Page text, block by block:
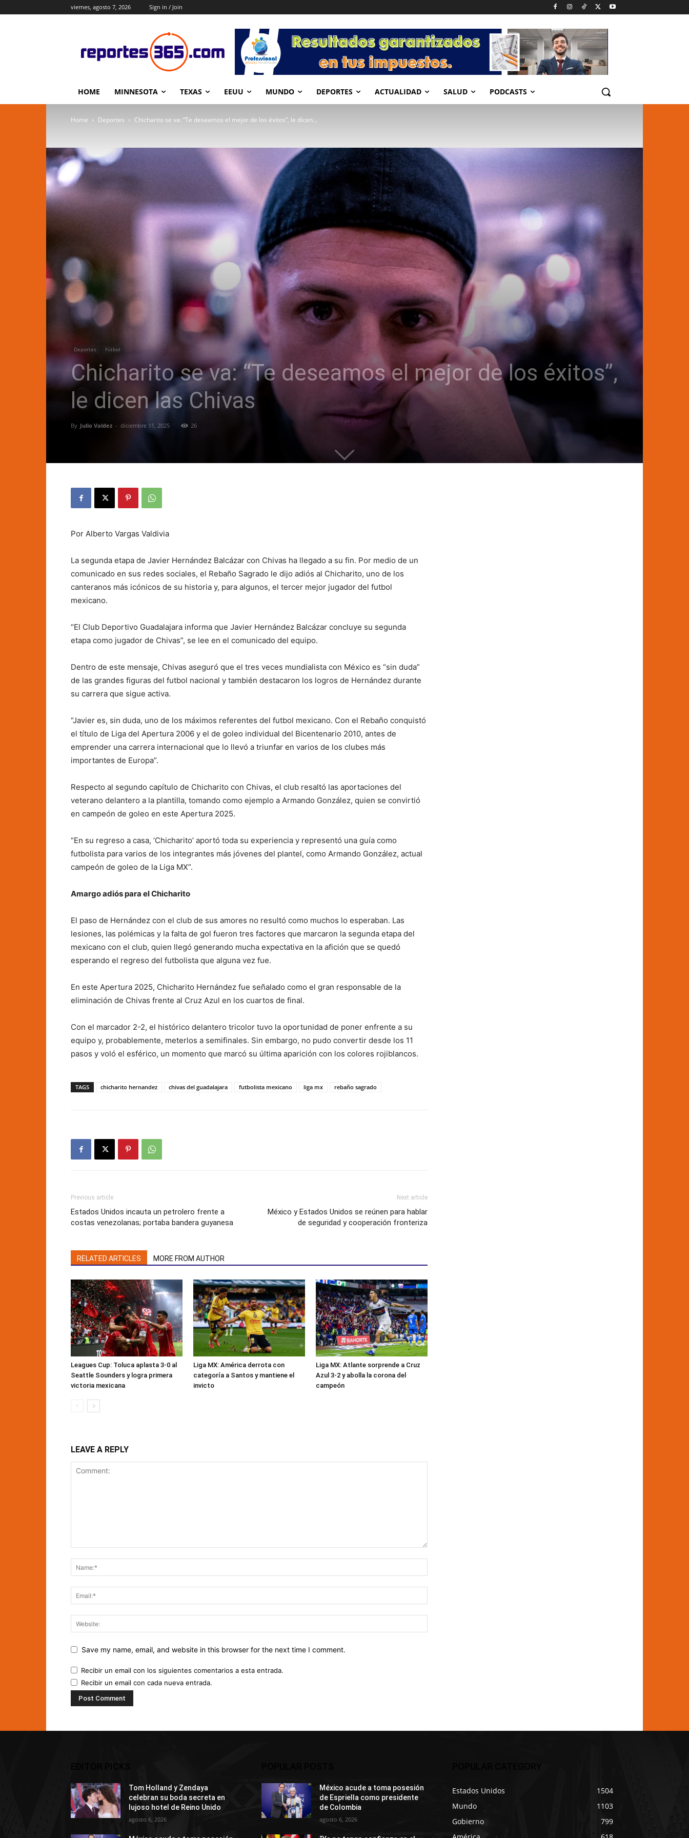
viernes, agosto 7, 2026 Sign in / Join
HOME MINNESOTA TEXAS EEUU MUNDO DEPORTES ACTUALIDAD SALUD PODCASTS
Home Deportes Chicharito se va: “Te deseamos el mejor de los éxitos”, le dicen...
Deportes Fútbol
Chicharito se va: “Te deseamos el mejor de los éxitos”,
le dicen las Chivas
By Julio Valdez - diciembre 11, 2025 26
Por Alberto Vargas Valdivia
La segunda etapa de Javier Hernández Balcázar con Chivas ha llegado a su fin. Por medio de un
comunicado en sus redes sociales, el Rebaño Sagrado le dijo adiós al Chicharito, uno de los
canteranos más icónicos de su historia y, para algunos, el tercer mejor jugador del futbol
mexicano.
“El Club Deportivo Guadalajara informa que Javier Hernández Balcázar concluye su segunda
etapa como jugador de Chivas”, se lee en el comunicado del equipo.
Dentro de este mensaje, Chivas aseguró que el tres veces mundialista con México es “sin duda”
de las grandes figuras del futbol nacional y también destacaron los logros de Hernández durante
su carrera que sigue activa.
“Javier es, sin duda, uno de los máximos referentes del futbol mexicano. Con el Rebaño conquistó
el título de Liga del Apertura 2006 y el de goleo individual del Bicentenario 2010, antes de
emprender una carrera internacional que lo llevó a triunfar en varios de los clubes más
importantes de Europa”.
Respecto al segundo capítulo de Chicharito con Chivas, el club resaltó las aportaciones del
veterano delantero a la plantilla, tomando como ejemplo a Armando González, quien se convirtió
en campeón de goleo en este Apertura 2025.
“En su regreso a casa, ‘Chicharito’ aportó toda su experiencia y representó una guía como
futbolista para varios de los integrantes más jóvenes del plantel, como Armando González, actual
campeón de goleo de la Liga MX”.
Amargo adiós para el Chicharito
El paso de Hernández con el club de sus amores no resultó como muchos lo esperaban. Las
lesiones, las polémicas y la falta de gol fueron tres factores que marcaron la segunda etapa del
mexicano con el club, quien llegó generando mucha expectativa en la afición que se quedó
esperando el regreso del futbolista que alguna vez fue.
En este Apertura 2025, Chicharito Hernández fue señalado como el gran responsable de la
eliminación de Chivas frente al Cruz Azul en los cuartos de final.
Con el marcador 2-2, el histórico delantero tricolor tuvo la oportunidad de poner enfrente a su
equipo y, probablemente, meterlos a semifinales. Sin embargo, no pudo convertir desde los 11
pasos y voló el esférico, un momento que marcó su última aparición con los colores rojiblancos.
TAGS chicharito hernandez chivas del guadalajara futbolista mexicano liga mx rebaño sagrado
Previous article
Estados Unidos incauta un petrolero frente a
costas venezolanas; portaba bandera guyanesa
Next article
México y Estados Unidos se reúnen para hablar
de seguridad y cooperación fronteriza
RELATED ARTICLES MORE FROM AUTHOR
Leagues Cup: Toluca aplasta 3-0 al
Seattle Sounders y logra primera
victoria mexicana
Liga MX: América derrota con
categoría a Santos y mantiene el
invicto
Liga MX: Atlante sorprende a Cruz
Azul 3-2 y abolla la corona del
campeón
LEAVE A REPLY
Save my name, email, and website in this browser for the next time I comment.
Recibir un email con los siguientes comentarios a esta entrada.
Recibir un email con cada nueva entrada.
Tom Holland y Zendaya
celebran su boda secreta en
lujoso hotel de Reino Unido
agosto 6, 2026
México acude a toma posesión
de Espriella como presidente
de Colombia
agosto 6, 2026
Estados Unidos
1504
Mundo
1103
Gobierno
799